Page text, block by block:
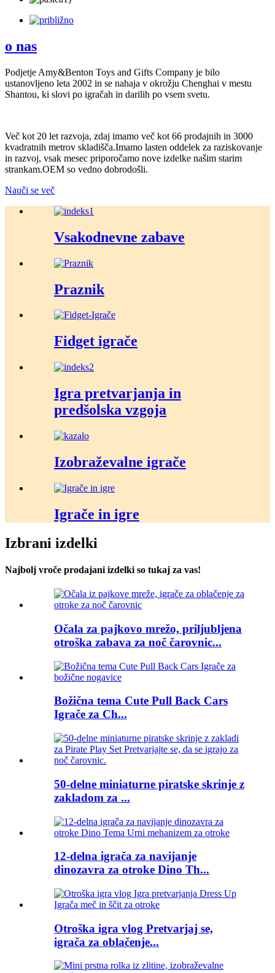
o nas
Podjetje Amy&Benton Toys and Gifts Company je bilo
ustanovljeno leta 2002 in se nahaja v okrožju Chenghai v mestu
Shantou, ki slovi po igračah in darilih po vsem svetu.
Več kot 20 let razvoja, zdaj imamo več kot 66 prodajnih in 3000
kvadratnih metrov skladišča.Imamo lasten oddelek za raziskovanje
in razvoj, vsak mesec priporočamo nove izdelke našim starim
strankam.OEM so vedno dobrodošli.
Nauči se več
Vsakodnevne zabave
Praznik
Fidget igrače
Igra pretvarjanja in
predšolska vzgoja
Izobraževalne igrače
Igrače in igre
Izbrani izdelki
Najbolj vroče prodajani izdelki so tukaj za vas!
Očala za pajkovo mrežo, priljubljena
otroška zabava za noč čarovnic...
Božična tema Cute Pull Back Cars
Igrače za Ch...
50-delne miniaturne piratske skrinje z
zakladom za ...
12-delna igrača za navijanje
dinozavra za otroke Dino Th...
Otroška igra vlog Pretvarjaj se,
igrača za oblačenje...